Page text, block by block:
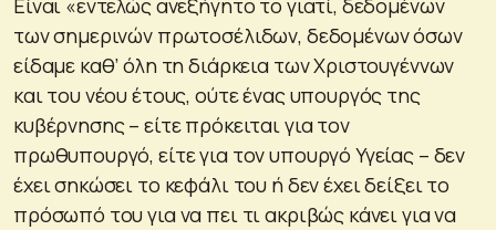
Είναι «εντελώς ανεξήγητο το γιατί, δεδομένων
των σημερινών πρωτοσέλιδων, δεδομένων όσων
είδαμε καθ’ όλη τη διάρκεια των Χριστουγέννων
και του νέου έτους, ούτε ένας υπουργός της
κυβέρνησης – είτε πρόκειται για τον
πρωθυπουργό, είτε για τον υπουργό Υγείας – δεν
έχει σηκώσει το κεφάλι του ή δεν έχει δείξει το
πρόσωπό του για να πει τι ακριβώς κάνει για να